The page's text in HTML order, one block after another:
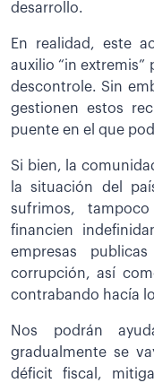
desarrollo.
En realidad, este
auxilio “in extremis”
descontrole. Sin
gestionen estos
puente en el que
Si bien, la
la situación del
sufrimos,
financien
empresas
corrupción, así
contrabando hacía
Nos podrán
gradualmente se
déficit fiscal,